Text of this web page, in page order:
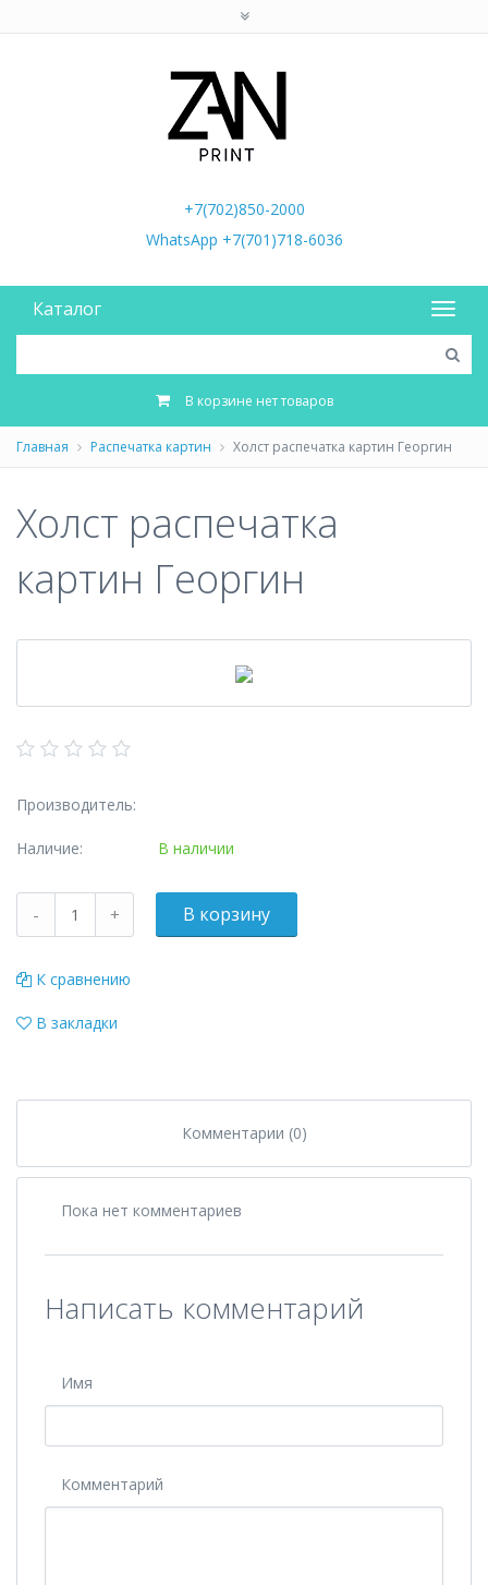
+7(702)850-2000
WhatsApp +7(701)718-6036
Каталог
В корзине нет товаров
Главная Распечатка картин Холст распечатка картин Георгин
Холст распечатка
картин Георгин
Производитель:
Наличие: В наличии
К сравнению
В закладки
Комментарии (0)
Пока нет комментариев
Написать комментарий
Имя
Комментарий